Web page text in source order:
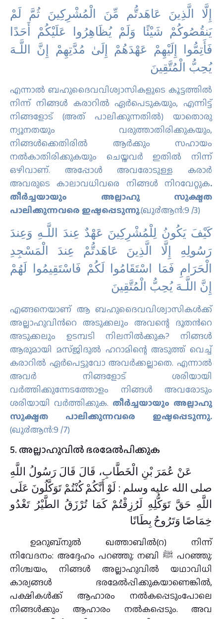
إِلَّا الَّذِينَ عَاهَدتُّم مِّنَ الْمُشْرِ‌كِينَ ثُمَّ لَمْ
يَنقُصُوكُمْ شَيْئًا وَلَمْ يُظَاهِرُ‌وا عَلَيْكُمْ أَحَدًا
فَأَتِمُّوا إِلَيْهِمْ عَهْدَهُمْ إِلَىٰ مُدَّتِهِمْ إِنَّ اللَّـهَ
يُحِبُّ الْمُتَّقِينَ
എന്നാല്‍ ബഹുദൈവവിശ്വാസികളുടെ കൂട്ടത്തില്‍
നിന്ന് നിങ്ങള്‍ കരാറില്‍ ഏര്‍പെടുകയും, എന്നിട്ട്
നിങ്ങളോട് (അത് പാലിക്കുന്നതില്‍) യാതൊരു
ന്യൂനതയും വരുത്താതിരിക്കുകയും,
നിങ്ങള്‍ക്കെതിരില്‍ ആര്‍ക്കും സഹായം
നല്‍കാതിരിക്കുകയും ചെയ്തവര്‍ ഇതില്‍ നിന്ന്
ഒഴിവാണ്‌. അപ്പോള്‍ അവരോടുള്ള കരാര്‍
അവരുടെ കാലാവധിവരെ നിങ്ങള്‍ നിറവേറ്റുക.
തീര്‍ച്ചയായും അല്ലാഹു സൂക്ഷ്മത
പാലിക്കുന്നവരെ ഇഷ്ടപ്പെടുന്നു.(ഖു൪ആന്‍:9 /3)
كَيْفَ يَكُونُ لِلْمُشْرِ‌كِينَ عَهْدٌ عِندَ اللَّـهِ وَعِندَ
رَ‌سُولِهِ إِلَّا الَّذِينَ عَاهَدتُّمْ عِندَ الْمَسْجِدِ
الْحَرَ‌امِ فَمَا اسْتَقَامُوا لَكُمْ فَاسْتَقِيمُوا لَهُمْ
إِنَّ اللَّـهَ يُحِبُّ الْمُتَّقِينَ
എങ്ങനെയാണ് ആ ബഹുദൈവവിശ്വാസികള്‍ക്ക്
അല്ലാഹുവിന്‍റെ അടുക്കലും അവന്റെ ദൂതന്‍റെ
അടുക്കലും ഉടമ്പടി നിലനില്‍ക്കുക? നിങ്ങള്‍
ആരുമായി മസ്ജിദുല്‍ ഹറാമിന്റെ അടുത്ത് വെച്ച്
കരാറില്‍ ഏര്‍പെട്ടുവോ അവര്‍ക്കല്ലാതെ. എന്നാല്‍
അവര്‍ നിങ്ങളോട് ശരിയായി
വര്‍ത്തിക്കുന്നേടത്തോളം നിങ്ങള്‍ അവരോടും
ശരിയായി വര്‍ത്തിക്കുക. തീര്‍ച്ചയായും അല്ലാഹു
സൂക്ഷ്മത പാലിക്കുന്നവരെ ഇഷ്ടപ്പെടുന്നു.
(ഖു൪ആന്‍:9 /7)
5. അല്ലാഹുവില്‍ ഭരമേല്‍പിക്കുക
‏عَنْ عُمَرَ بْنِ الْخَطَّابِ، قَالَ قَالَ رَسُولُ اللَّهِ
صلى الله عليه وسلم ‏: لَوْ أَنَّكُمْ كُنْتُمْ تَوَكَّلُونَ عَلَى
اللَّهِ حَقَّ تَوَكُّلِهِ لَرُزِقْتُمْ كَمَا تُرْزَقُ الطَّيْرُ تَغْدُو
خِمَاصًا وَتَرُوحُ بِطَانًا
ഉമറുബ്‌നുല്‍ ഖത്താബില്‍(റ) നിന്ന്
നിവേദനം: അദ്ദേഹം പറഞ്ഞു: നബി ﷺ പറഞ്ഞു:
നിശ്ചയം, നിങ്ങള്‍ അല്ലാഹുവില്‍ യഥാവിധി
കാര്യങ്ങള്‍ ഭരമേല്‍പ്പിക്കുകയാണെങ്കില്‍,
പക്ഷികള്‍ക്ക് ആഹാരം നല്‍കപ്പെടുംപോലെ
നിങ്ങള്‍ക്കും ആഹാരം നല്‍കപ്പെടും. അവ